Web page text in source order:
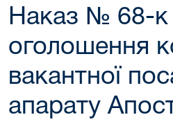
Наказ № 68-к
оголошення
вакантної
апарату